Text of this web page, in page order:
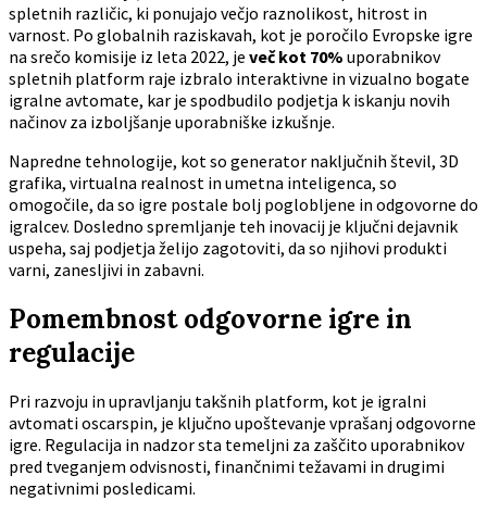
spletnih različic, ki ponujajo večjo raznolikost, hitrost in
varnost. Po globalnih raziskavah, kot je poročilo Evropske igre
na srečo komisije iz leta 2022, je več kot 70% uporabnikov
spletnih platform raje izbralo interaktivne in vizualno bogate
igralne avtomate, kar je spodbudilo podjetja k iskanju novih
načinov za izboljšanje uporabniške izkušnje.
Napredne tehnologije, kot so generator naključnih števil, 3D
grafika, virtualna realnost in umetna inteligenca, so
omogočile, da so igre postale bolj poglobljene in odgovorne do
igralcev. Dosledno spremljanje teh inovacij je ključni dejavnik
uspeha, saj podjetja želijo zagotoviti, da so njihovi produkti
varni, zanesljivi in zabavni.
Pomembnost odgovorne igre in
regulacije
Pri razvoju in upravljanju takšnih platform, kot je igralni
avtomati oscarspin, je ključno upoštevanje vprašanj odgovorne
igre. Regulacija in nadzor sta temeljni za zaščito uporabnikov
pred tveganjem odvisnosti, finančnimi težavami in drugimi
negativnimi posledicami.